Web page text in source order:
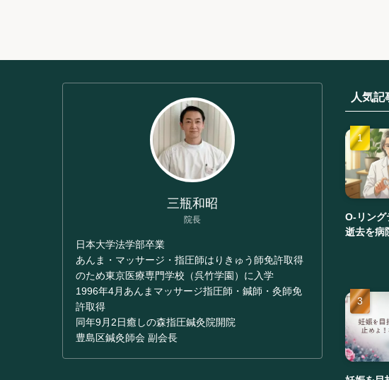
三瓶和昭
院長
日本大学法学部卒業
あんま・マッサージ・指圧師はりきゅう師免許取得
のため東京医療専門学校（呉竹学園）に入学
1996年4月あんまマッサージ指圧師・鍼師・灸師免
許取得
同年9月2日癒しの森指圧鍼灸院開院
豊島区鍼灸師会 副会長
人気記
O-リング
逝去を病